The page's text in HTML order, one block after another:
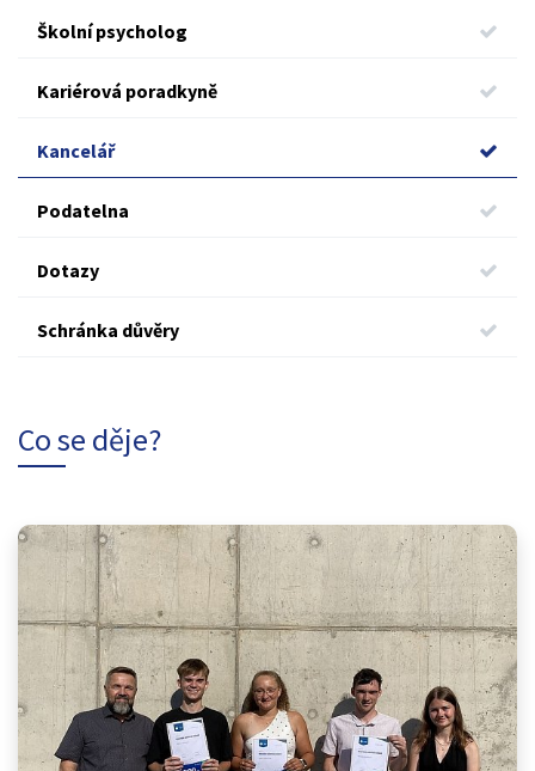
Školní psycholog
Kariérová poradkyně
Kancelář
Podatelna
Dotazy
Schránka důvěry
Co se děje?